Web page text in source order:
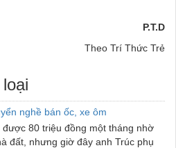
P.T.D
Theo Trí Thức Trẻ
nghề bán ốc, xe ôm
được 80 triệu đồng một tháng nhờ
đất, nhưng giờ đây anh Trúc phụ